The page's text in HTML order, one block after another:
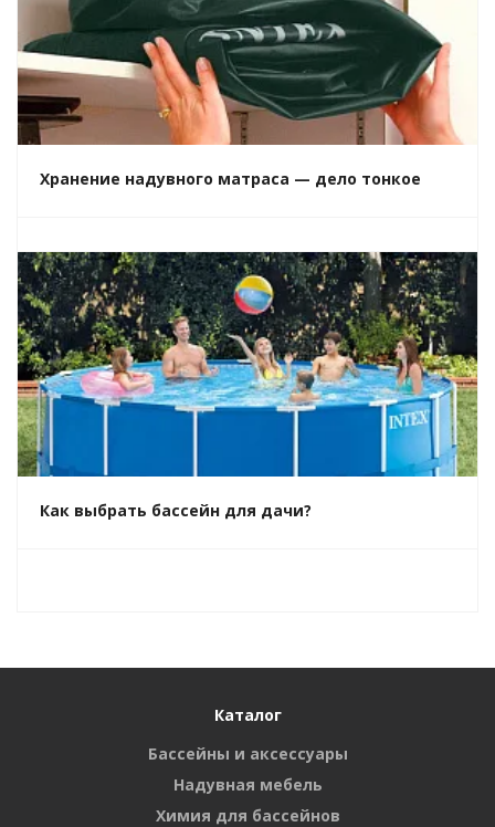
Хранение надувного матраса — дело тонкое
Как выбрать бассейн для дачи?
Каталог
Бассейны и аксессуары
Надувная мебель
Химия для бассейнов